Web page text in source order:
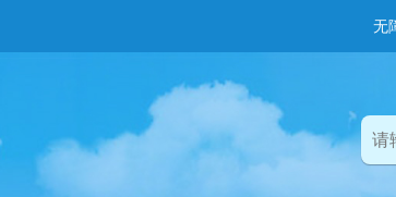
无